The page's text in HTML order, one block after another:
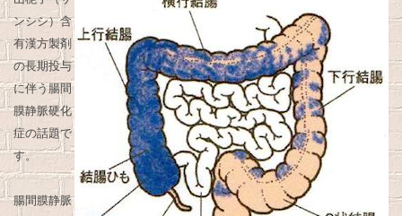
ンシシ）含
有漢方製剤
の長期投与
に伴う腸間
膜静脈硬化
症の話題で
す。
腸間膜静脈